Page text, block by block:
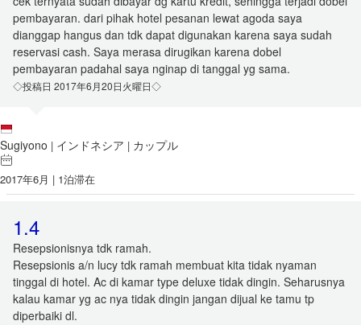
pembayaran. dari pihak hotel pesanan lewat agoda saya
dianggap hangus dan tdk dapat digunakan karena saya sudah
reservasi cash. Saya merasa dirugikan karena dobel
pembayaran padahal saya nginap di tanggal yg sama.
◇投稿日 2017年6月20日火曜日◇
Sugiyono | インドネシア | カップル
2017年6月 | 1泊滞在
1.4
Resepsionisnya tdk ramah.
Resepsionis a/n lucy tdk ramah membuat kita tidak nyaman
tinggal di hotel. Ac di kamar type deluxe tidak dingin. Seharusnya
kalau kamar yg ac nya tidak dingin jangan dijual ke tamu tp
diperbaiki dl.